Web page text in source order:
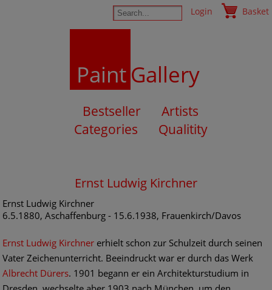
Login Basket
PaintGallery
Bestseller
Artists
Categories
Qualitity
Ernst Ludwig Kirchner
Ernst Ludwig Kirchner
6.5.1880, Aschaffenburg - 15.6.1938, Frauenkirch/Davos
Ernst Ludwig Kirchner erhielt schon zur Schulzeit durch seinen
Vater Zeichenunterricht. Beeindruckt war er durch das Werk
Albrecht Dürers. 1901 begann er ein Architekturstudium in